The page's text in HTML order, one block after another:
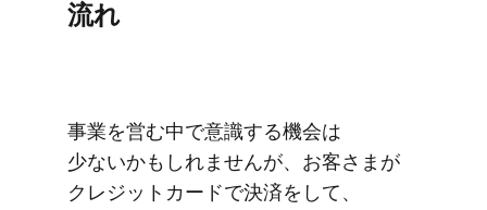
流れ
事業を​営む中で​意識する​機会は​
少ないかもしれませんが、​お客さまが​
クレジットカードで​決済を​して、​